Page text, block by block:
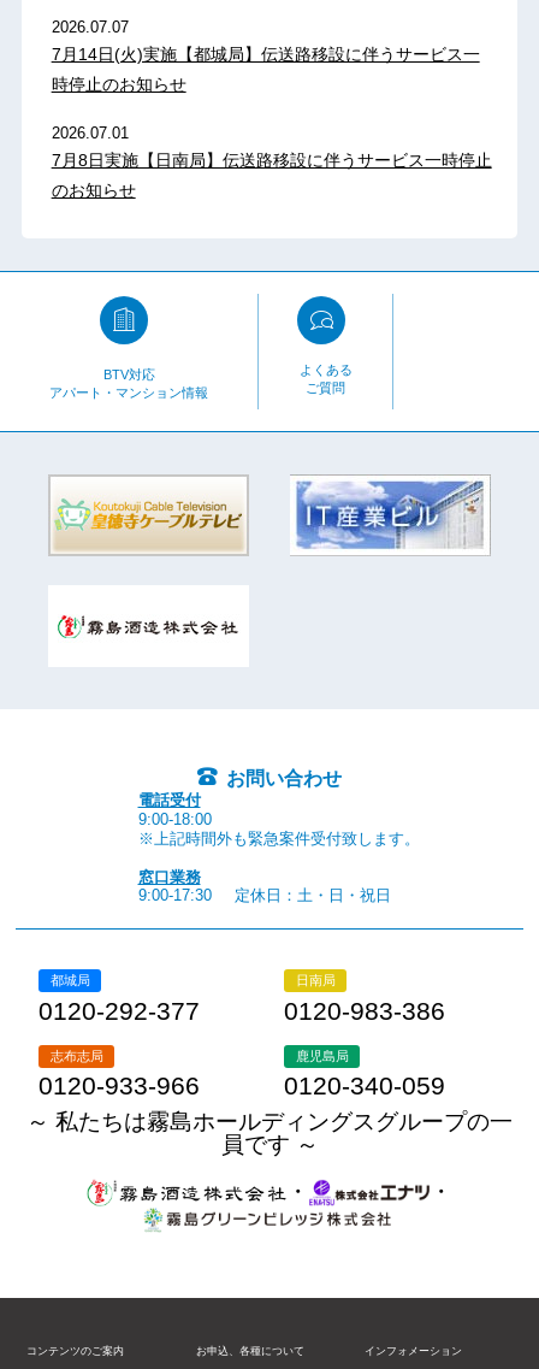
2026.07.07
7月14日(火)実施【都城局】伝送路移設に伴うサービス一
時停止のお知らせ
2026.07.01
7月8日実施【日南局】伝送路移設に伴うサービス一時停止
のお知らせ
BTV対応
アパート・マンション情報
よくある
ご質問
お問い合わせ
電話受付
9:00-18:00
※上記時間外も緊急案件受付致します。
窓口業務
9:00-17:30
定休日：土・日・祝日
都城局
0120-292-377
日南局
0120-983-386
志布志局
0120-933-966
鹿児島局
0120-340-059
～ 私たちは霧島ホールディングスグループの一
員です ～
・
・
コンテンツのご案内 お申込、各種について インフォメーション